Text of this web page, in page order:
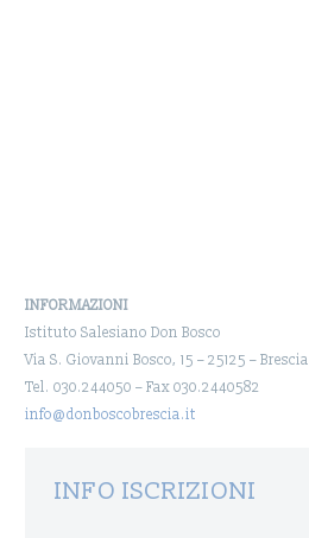
INFORMAZIONI
Istituto Salesiano Don Bosco
Via S. Giovanni Bosco, 15 – 25125 – Brescia
Tel. 030.244050 – Fax 030.2440582
info@donboscobrescia.it
INFO ISCRIZIONI